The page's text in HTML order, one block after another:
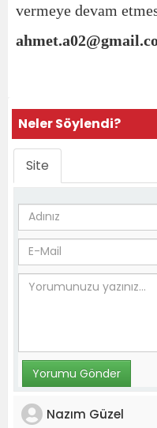
vermeye devam
Neler Söylendi?
Site
Nazım Güzel